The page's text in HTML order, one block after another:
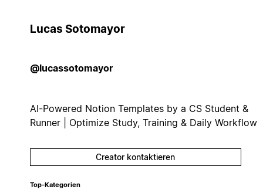
Lucas Sotomayor
@lucassotomayor
AI-Powered Notion Templates by a CS Student &
Runner | Optimize Study, Training & Daily Workflow
Creator kontaktieren
Top-Kategorien